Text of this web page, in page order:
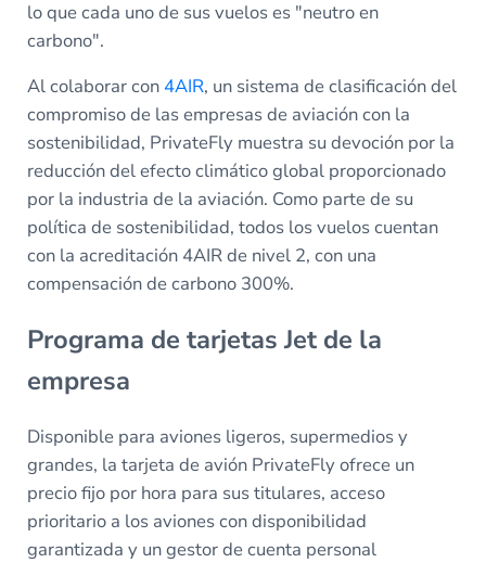
lo que cada uno de sus vuelos es "neutro en
carbono".
Al colaborar con 4AIR, un sistema de clasificación del
compromiso de las empresas de aviación con la
sostenibilidad, PrivateFly muestra su devoción por la
reducción del efecto climático global proporcionado
por la industria de la aviación. Como parte de su
política de sostenibilidad, todos los vuelos cuentan
con la acreditación 4AIR de nivel 2, con una
compensación de carbono 300%.
Programa de tarjetas Jet de la
empresa
Disponible para aviones ligeros, supermedios y
grandes, la tarjeta de avión PrivateFly ofrece un
precio fijo por hora para sus titulares, acceso
prioritario a los aviones con disponibilidad
garantizada y un gestor de cuenta personal